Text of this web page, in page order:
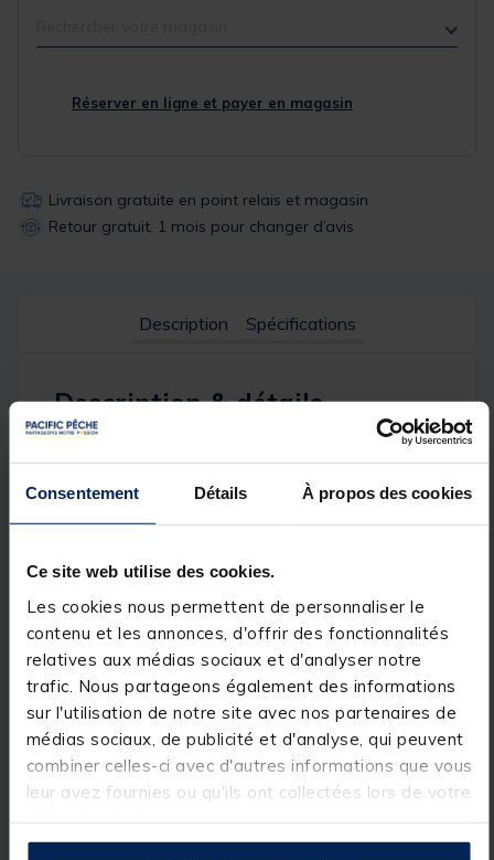
Consentement Détails À propos des cookies
Ce site web utilise des cookies.
Les cookies nous permettent de personnaliser le
contenu et les annonces, d'offrir des fonctionnalités
relatives aux médias sociaux et d'analyser notre
trafic. Nous partageons également des informations
sur l'utilisation de notre site avec nos partenaires de
médias sociaux, de publicité et d'analyse, qui peuvent
combiner celles-ci avec d'autres informations que vous
leur avez fournies ou qu'ils ont collectées lors de votre
Réserver en ligne et payer en magasin
Livraison gratuite en point relais et magasin
Retour gratuit, 1 mois pour changer d’avis
Description Spécifications
Description & détails
Description
Cettenasse à poisson chat de la marqueSélection
Sa conception ingénieuse permet de la compacter
Caractéristiques :
Longueur: 80 cm.
Diamètre: 40 cm.
Poche à appât zippée.